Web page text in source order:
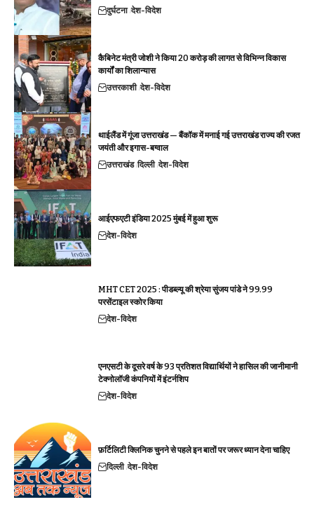
दुर्घटना देश-विदेश
कैबिनेट मंत्री जोशी ने किया 20 करोड़ की लागत से विभिन्न विकास
कार्यों का शिलान्यास
उत्तरकाशी देश-विदेश
थाईलैंड में गूंजा उत्तराखंड — बैंकॉक में मनाई गई उत्तराखंड राज्य की रजत
जयंती और इगास-बग्वाल
उत्तराखंड दिल्ली देश-विदेश
आईएफएटी इंडिया 2025 मुंबई में हुआ शुरू
देश-विदेश
MHT CET 2025 : पीडब्ल्यू की श्रेया सुंजय पांडे ने 99.99
परसेंटाइल स्कोर किया
देश-विदेश
एनएसटी के दूसरे वर्ष के 93 प्रतिशत विद्यार्थियों ने हासिल की जानीमानी
टेक्नोलॉजी कंपनियों में इंटर्नशिप
देश-विदेश
फ़र्टिलिटी क्लिनिक चुनने से पहले इन बातों पर जरूर ध्यान देना चाहिए
दिल्ली देश-विदेश